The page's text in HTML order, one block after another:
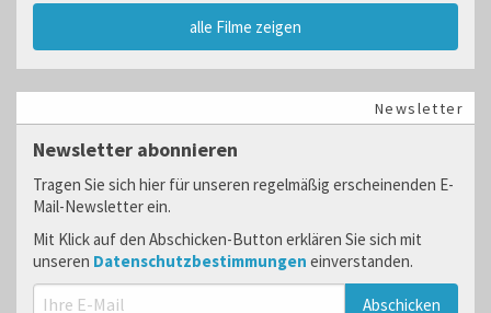
alle Filme zeigen
Newsletter
Newsletter abonnieren
Tragen Sie sich hier für unseren regelmäßig erscheinenden E-
Mail-Newsletter ein.
Mit Klick auf den Abschicken-Button erklären Sie sich mit
unseren Datenschutzbestimmungen einverstanden.